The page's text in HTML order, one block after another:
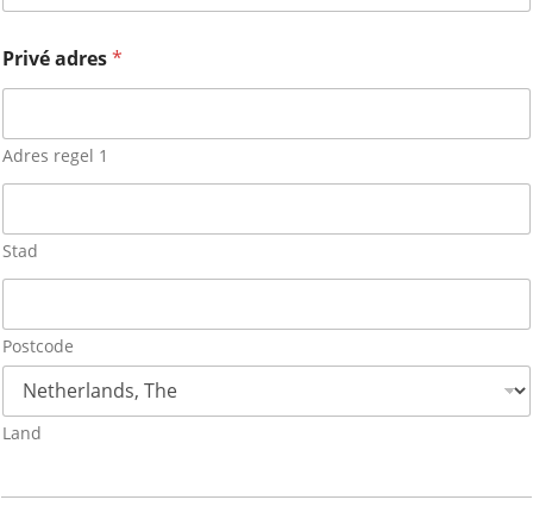
Privé adres*
Adres regel 1
Stad
Postcode
Land